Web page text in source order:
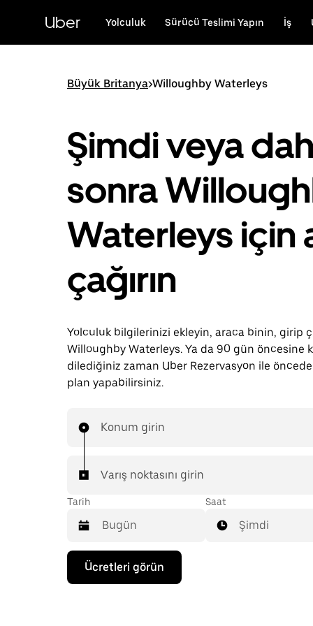
Uber Yolculuk Sürücü Teslimi Yapın İş
Büyük Britanya>Willoughby Waterleys
Şimdi veya
sonra
Waterleys için
çağırın
Yolculuk bilgilerinizi ekleyin, araca binin, girip
Willoughby Waterleys. Ya da 90 gün öncesine
dilediğiniz zaman Uber Rezervasyon ile
plan yapabilirsiniz.
Konum girin
Varış noktasını girin
Tarih
Takvimle
etkileşime
geçmek
Saat
Şimdi
Ücretleri görün